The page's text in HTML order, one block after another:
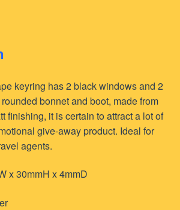
keyring has 2 black windows and 2
bonnet and boot, made from
finishing, it is certain to attract a lot of
give-away product. Ideal for
agents.
x 30mmH x 4mmD